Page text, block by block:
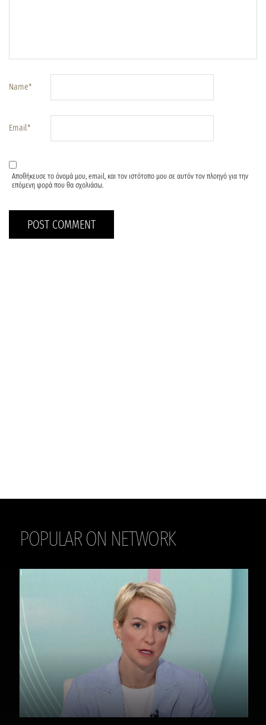
Name*
Email*
Αποθήκευσε το όνομά μου, email, και τον ιστότοπο μου σε αυτόν τον πλοηγό για την
επόμενη φορά που θα σχολιάσω.
POPULAR ON NETWORK
THE DAILY